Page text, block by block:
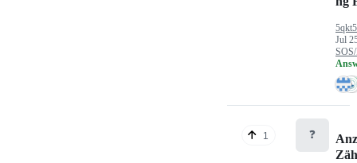
Jul
1 ❓